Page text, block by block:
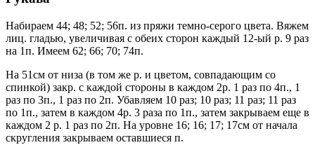
Набираем 44; 48; 52; 56п. из пряжи темно-серого цвета. Вяжем
лиц. гладью, увеличивая с обеих сторон каждый 12-ый р. 9 раз
на 1п. Имеем 62; 66; 70; 74п.
На 51см от низа (в том же р. и цветом, совпадающим со
спинкой) закр. с каждой стороны в каждом 2р. 1 раз по 4п., 1
раз по 3п., 1 раз по 2п. Убавляем 10 раз; 10 раз; 11 раз; 11 раз
по 1п., затем в каждом 4р. 3 раза по 1п., затем закрываем еще в
каждом 2 р. 1 раз по 2п. На уровне 16; 16; 17; 17см от начала
скругления закрываем оставшиеся п.